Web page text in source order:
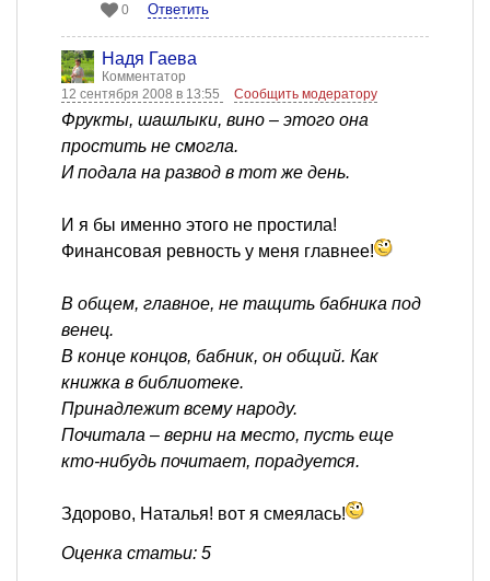
0 Ответить
Надя Гаева
Комментатор
12 сентября 2008 в 13:55
Сообщить модератору
Фрукты, шашлыки, вино – этого она
простить не смогла.
И подала на развод в тот же день.
И я бы именно этого не простила!
Финансовая ревность у меня главнее!
В общем, главное, не тащить бабника под
венец.
В конце концов, бабник, он общий. Как
книжка в библиотеке.
Принадлежит всему народу.
Почитала – верни на место, пусть еще
кто-нибудь почитает, порадуется.
Здорово, Наталья! вот я смеялась!
Оценка статьи: 5